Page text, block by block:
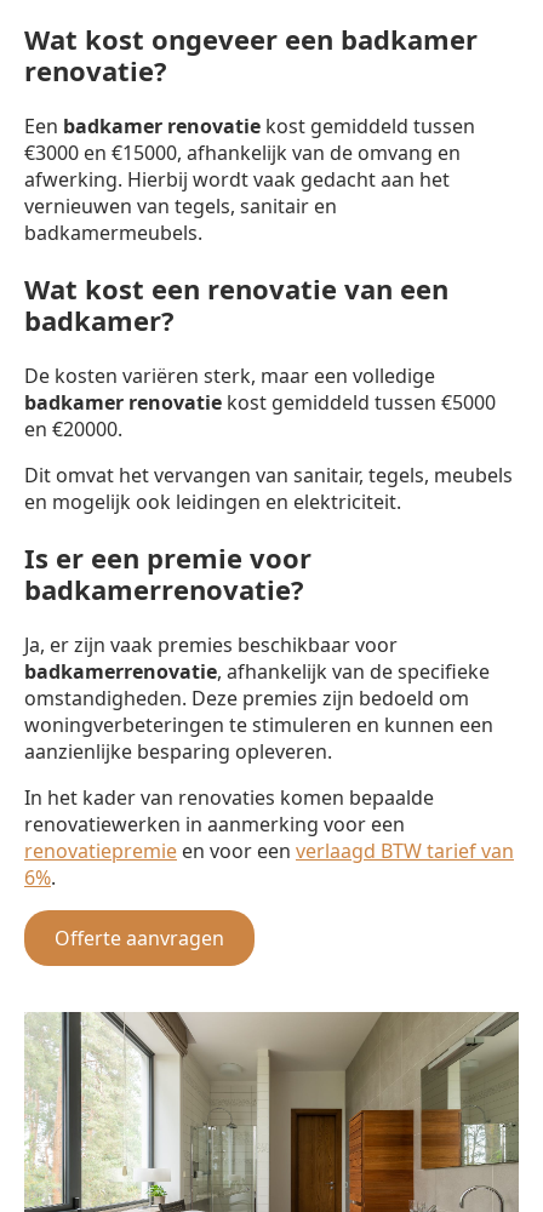
Wat kost ongeveer een badkamer
renovatie?
Een badkamer renovatie kost gemiddeld tussen
€3000 en €15000, afhankelijk van de omvang en
afwerking. Hierbij wordt vaak gedacht aan het
vernieuwen van tegels, sanitair en
badkamermeubels.
Wat kost een renovatie van een
badkamer?
De kosten variëren sterk, maar een volledige
badkamer renovatie kost gemiddeld tussen €5000
en €20000.
Dit omvat het vervangen van sanitair, tegels, meubels
en mogelijk ook leidingen en elektriciteit.
Is er een premie voor
badkamerrenovatie?
Ja, er zijn vaak premies beschikbaar voor
badkamerrenovatie, afhankelijk van de specifieke
omstandigheden. Deze premies zijn bedoeld om
woningverbeteringen te stimuleren en kunnen een
aanzienlijke besparing opleveren.
In het kader van renovaties komen bepaalde
renovatiewerken in aanmerking voor een
renovatiepremie en voor een verlaagd BTW tarief van
6%.
Offerte aanvragen